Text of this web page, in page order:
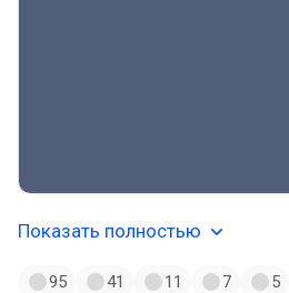
Показать полностью
95 41 11 7 5